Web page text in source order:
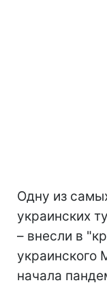
Одну из
украинских
– внесли в
украинского
начала